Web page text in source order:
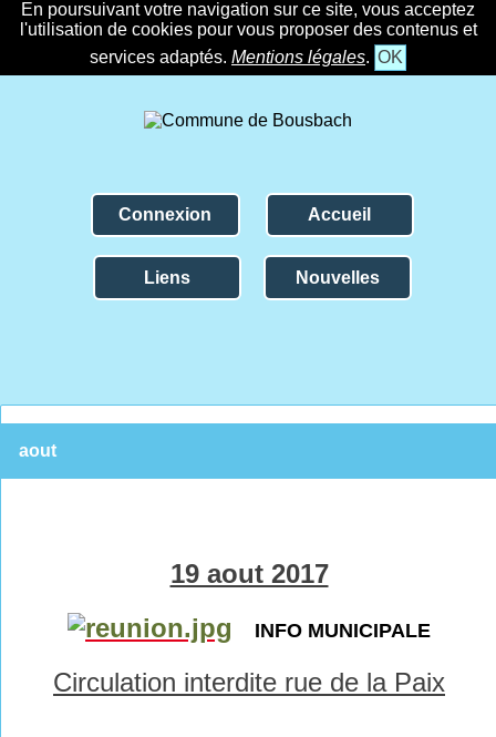
En poursuivant votre navigation sur ce site, vous acceptez
l'utilisation de cookies pour vous proposer des contenus et
services adaptés. Mentions légales. OK
Connexion Accueil
Liens Nouvelles
aout
19 aout 2017
INFO MUNICIPALE
Circulation interdite rue de la Paix